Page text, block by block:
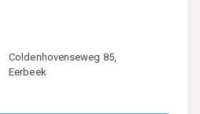
Coldenhovenseweg 85,
Eerbeek